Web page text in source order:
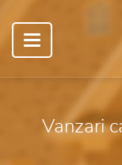
Vanzari